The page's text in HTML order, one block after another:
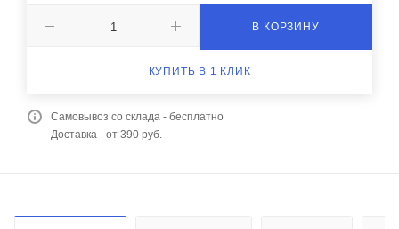
В КОРЗИНУ
КУПИТЬ В 1 КЛИК
Самовывоз со склада - бесплатно
Доставка - от 390 руб.